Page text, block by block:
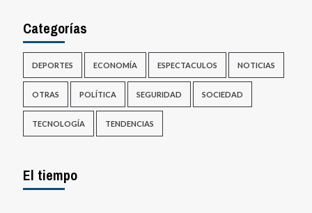
Categorías
DEPORTES ECONOMÍA ESPECTACULOS NOTICIAS
OTRAS POLÍTICA SEGURIDAD SOCIEDAD
TECNOLOGÍA TENDENCIAS
El tiempo